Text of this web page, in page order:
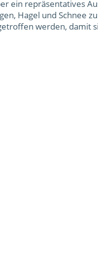
ein repräsentatives
Hagel und Schnee
werden, damit